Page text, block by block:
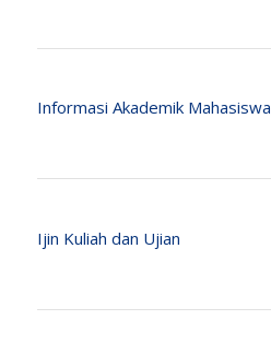
Informasi Akademik Mahasiswa
Ijin Kuliah dan Ujian